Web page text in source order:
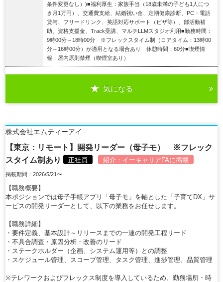
条件変更なし）)■福利厚生：家族手当（18歳未満の子ども1人につ
き月1万円）、交通費支給、結婚祝い金、定期健康診断、PC・電話
貸与、フリードリンク、英語対応サポート（ビザ等）、部活動補
助、資格支援金、Track受講、マルチLLMスタジオ利用■勤務時間：
9時00分～18時00分 ※フレックスタイム制（コアタイム：13時00
分～16時00分）が適用となる場合あり 休憩時間：60分■喫煙情
報：屋内原則禁煙（喫煙室あり）
気になる
株式会社エムティーアイ
【東京：リモート】開発リーダー（母子モ） ※フレック
スタイム制あり
正社員 紹介： イーキャリアFAに掲載
掲載期間：2026/5/21〜
【職務概要】
本ポジションでは母子手帳アプリ「母子モ」を軸とした「子育てDX」サ
ービスの開発リーダーとして、以下の業務をお任せします。
【職務詳細】
・要件定義、基本設計～リリースまでの一連の開発工程リード
・不具合調査・原因分析・改善のリード
・ステークホルダー（企画、システム運用等）との調整
・スケジュール管理、スコープ管理、タスク管理、進捗管理、品質管理
※テレワークおよびフレックス制度を導入しているため、勤務場所・時